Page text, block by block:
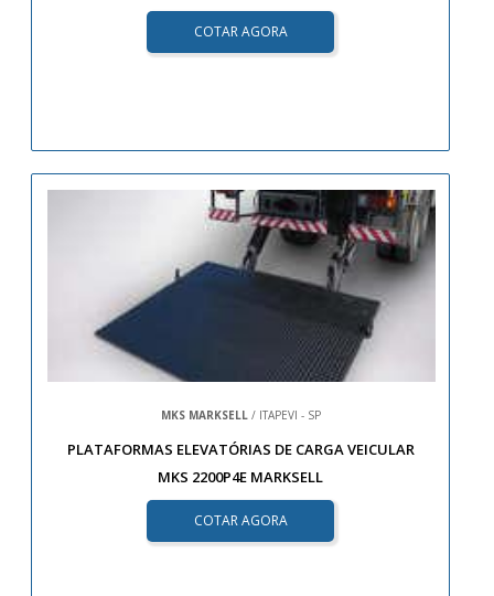
COTAR AGORA
MKS MARKSELL/ ITAPEVI - SP
PLATAFORMAS ELEVATÓRIAS DE CARGA VEICULAR
MKS 2200P4E MARKSELL
COTAR AGORA